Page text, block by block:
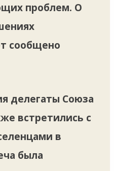
проблем. О
сообщено
делегаты Союза
встретились с
в
была